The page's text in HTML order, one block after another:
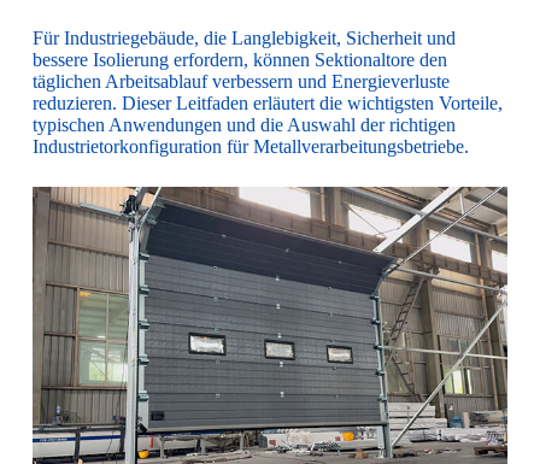
Für Industriegebäude, die Langlebigkeit, Sicherheit und
bessere Isolierung erfordern, können Sektionaltore den
täglichen Arbeitsablauf verbessern und Energieverluste
reduzieren. Dieser Leitfaden erläutert die wichtigsten Vorteile,
typischen Anwendungen und die Auswahl der richtigen
Industrietorkonfiguration für Metallverarbeitungsbetriebe.